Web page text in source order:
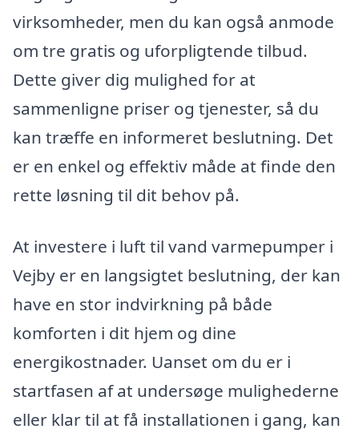
virksomheder, men du kan også anmode
om tre gratis og uforpligtende tilbud.
Dette giver dig mulighed for at
sammenligne priser og tjenester, så du
kan træffe en informeret beslutning. Det
er en enkel og effektiv måde at finde den
rette løsning til dit behov på.
At investere i luft til vand varmepumper i
Vejby er en langsigtet beslutning, der kan
have en stor indvirkning på både
komforten i dit hjem og dine
energikostnader. Uanset om du er i
startfasen af at undersøge mulighederne
eller klar til at få installationen i gang, kan